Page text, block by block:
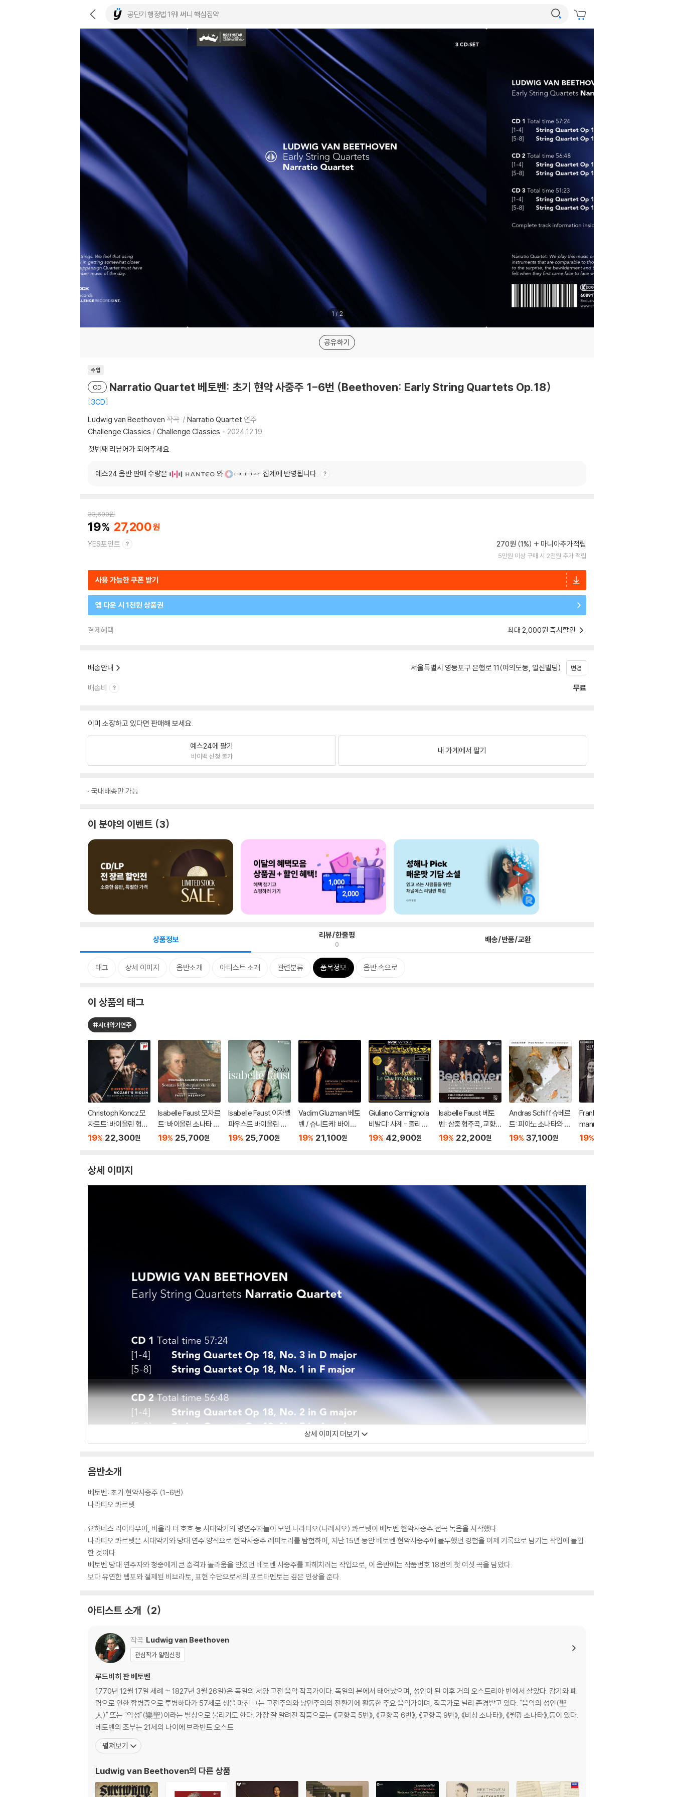
1/2
공유하기
수입
CD Narratio Quartet 베토벤: 초기 현악 사중주 1-6번 (Beethoven: Early String Quartets Op.18)
3CD
Ludwig van Beethoven 작곡 Narratio Quartet 연주
Challenge Classics / Challenge Classics
2024.12.19.
첫번째 리뷰어가 되어주세요
예스24 음반 판매 수량은 와 집계에 반영됩니다.
33,600원
19 27,200
YES포인트 270원 (1%) 마니아추가적립
5만원 이상 구매 시 2천원 추가 적립
사용 가능한 쿠폰 받기
앱 다운 시 1천원 상품권
결제혜택 최대 2,000원 즉시할인
배송안내 서울특별시 영등포구 은행로 11(여의도동, 일신빌딩) 변경
배송비 무료
이미 소장하고 있다면 판매해 보세요.
예스24에 팔기
바이백 신청 불가
내 가게에서 팔기
국내배송만 가능
이 분야의 이벤트 3
상품정보 리뷰/한줄평
0 배송/반품/교환
태그 상세 이미지 음반소개 아티스트 소개 관련분류 품목정보 음반 속으로
이 상품의 태그
#시대악기연주
Christoph Koncz 모
차르트: 바이올린 협주
곡 전곡집 (Mozart: T
19% 22,300원
Isabelle Faust 모차르
트: 바이올린 소나타 4
집 K. 296, 303, 380,
19% 25,700원
Isabelle Faust 이자벨
파우스트 바이올린 독
주집 (SOLO)
19% 25,700원
Vadim Gluzman 베토
벤 / 슈니트케: 바이올
린 협주곡 - 바딤 글루
19% 21,100원
Giuliano Carmignola
비발디: 사계 - 줄리아
노 카르미뇰라 (Vival
19% 42,900원
Isabelle Faust 베토
벤: 삼중 협주곡, 교향
곡 2번 (Beethoven:
19% 22,200원
Andras Schiff 슈베르
트: 피아노 소나타와 즉
흥곡 - 안드라스 쉬프
19% 37,100원
Frank Peter Zimmer
mann 베토벤: 바이올
린 소나타 18, 9, 10번 -
19%
상세 이미지
상세 이미지 더보기
음반소개
베토벤: 초기 현악사중주 (1-6번)
나라티오 콰르텟
요하네스 리어타우어, 비올라 더 호흐 등 시대악기의 명연주자들이 모인 나라티오(나레시오) 콰르텟이 베토벤 현악사중주 전곡 녹음을 시작했다.
나라티오 콰르텟은 시대악기와 당대 연주 양식으로 현악사중주 레퍼토리를 탐험하며, 지난 15년 동안 베토벤 현악사중주에 몰두했던 경험을 이제 기록으로 남기는 작업에 돌입
한 것이다.
베토벤 당대 연주자와 청중에게 큰 충격과 놀라움을 안겼던 베토벤 사중주를 파헤치려는 작업으로, 이 음반에는 작품번호 18번의 첫 여섯 곡을 담았다.
보다 유연한 템포와 절제된 비브라토, 표현 수단으로서의 포르타멘토는 깊은 인상을 준다.
아티스트 소개 2
작곡 Ludwig van Beethoven
관심작가 알림신청
루드비히 판 베토벤
1770년 12월 17일 세례 ~ 1827년 3월 26일)은 독일의 서양 고전 음악 작곡가이다. 독일의 본에서 태어났으며, 성인이 된 이후 거의 오스트리아 빈에서 살았다. 감기와 폐
렴으로 인한 합병증으로 투병하다가 57세로 생을 마친 그는 고전주의와 낭만주의의 전환기에 활동한 주요 음악가이며, 작곡가로 널리 존경받고 있다. "음악의 성인(聖
人)" 또는 "악성"(樂聖)이라는 별칭으로 불리기도 한다. 가장 잘 알려진 작품으로는 《교향곡 5번》, 《교향곡 6번》, 《교향곡 9번》, 《비창 소나타》, 《월광 소나타》,등이 있다.
베토벤의 조부는 21세의 나이에 브라반트 오스트
펼쳐보기
Ludwig van Beethoven의 다른 상품